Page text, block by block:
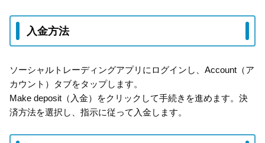
入金方法
ソーシャルトレーディングアプリにログインし、Account（ア
カウント）タブをタップします。
Make deposit（入金）をクリックして手続きを進めます。決
済方法を選択し、指示に従って入金します。